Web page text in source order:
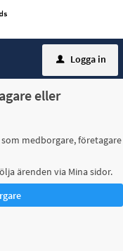
u Logga in
eller
medborgare, företagare
ärenden via Mina sidor.